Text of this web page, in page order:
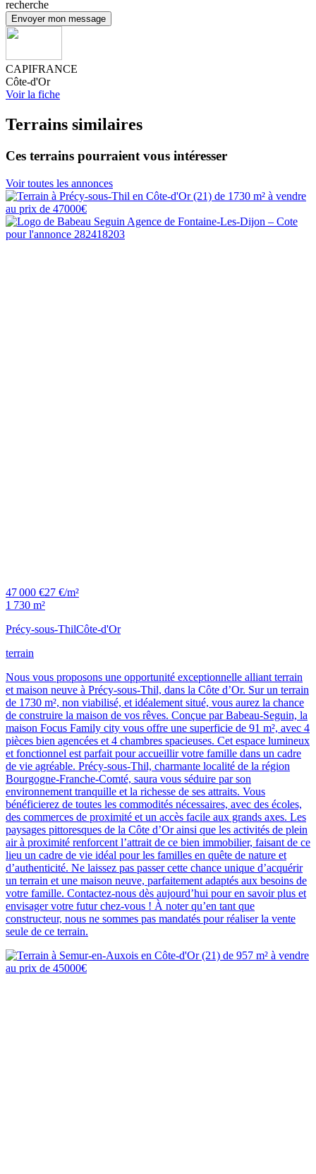
recherche
Envoyer mon message
CAPIFRANCE
Côte-d'Or
Voir la fiche
Terrains similaires
Ces terrains pourraient vous intéresser
Voir toutes les annonces
47 000 €27 €/m²
1 730 m²
Précy-sous-ThilCôte-d'Or
terrain
Nous vous proposons une opportunité exceptionnelle alliant terrain
et maison neuve à Précy-sous-Thil, dans la Côte d’Or. Sur un terrain
de 1730 m², non viabilisé, et idéalement situé, vous aurez la chance
de construire la maison de vos rêves. Conçue par Babeau-Seguin, la
maison Focus Family city vous offre une superficie de 91 m², avec 4
pièces bien agencées et 4 chambres spacieuses. Cet espace lumineux
et fonctionnel est parfait pour accueillir votre famille dans un cadre
de vie agréable. Précy-sous-Thil, charmante localité de la région
Bourgogne-Franche-Comté, saura vous séduire par son
environnement tranquille et la richesse de ses attraits. Vous
bénéficierez de toutes les commodités nécessaires, avec des écoles,
des commerces de proximité et un accès facile aux grands axes. Les
paysages pittoresques de la Côte d’Or ainsi que les activités de plein
air à proximité renforcent l’attrait de ce bien immobilier, faisant de ce
lieu un cadre de vie idéal pour les familles en quête de nature et
d’authenticité. Ne laissez pas passer cette chance unique d’acquérir
un terrain et une maison neuve, parfaitement adaptés aux besoins de
votre famille. Contactez-nous dès aujourd’hui pour en savoir plus et
envisager votre futur chez-vous ! À noter qu’en tant que
constructeur, nous ne sommes pas mandatés pour réaliser la vente
seule de ce terrain.